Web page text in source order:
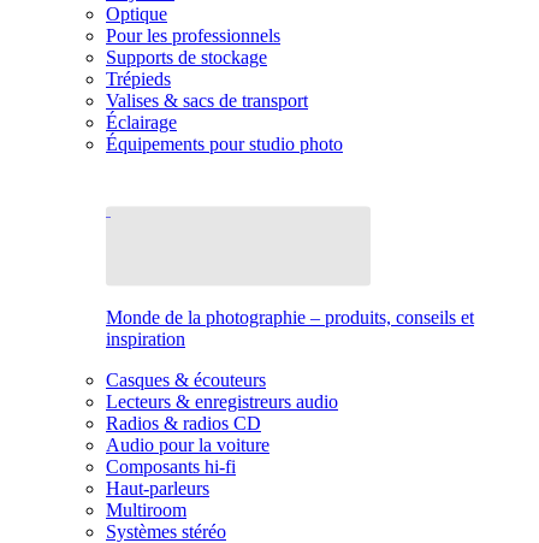
Optique
Pour les professionnels
Supports de stockage
Trépieds
Valises & sacs de transport
Éclairage
Équipements pour studio photo
Monde de la photographie – produits, conseils et
inspiration
Casques & écouteurs
Lecteurs & enregistreurs audio
Radios & radios CD
Audio pour la voiture
Composants hi-fi
Haut-parleurs
Multiroom
Systèmes stéréo